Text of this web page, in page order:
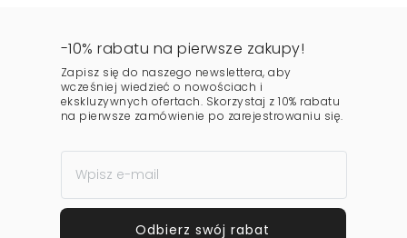
-10% rabatu na pierwsze zakupy!
Zapisz się do naszego newslettera, aby
wcześniej wiedzieć o nowościach i
ekskluzywnych ofertach. Skorzystaj z 10% rabatu
na pierwsze zamówienie po zarejestrowaniu się.